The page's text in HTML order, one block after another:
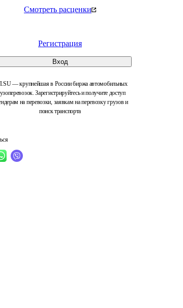
Смотреть расценки
Регистрация
Вход
— крупнейшая в России биржа автомобильных
Зарегистрируйтесь и получите доступ
на перевозки, заявкам на перевозку грузов и
поиск транспорта